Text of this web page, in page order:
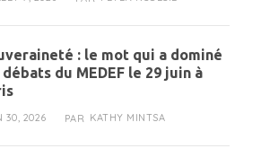
: le mot qui a dominé
du MEDEF le 29 juin à
30, 2026 PAR KATHY MINTSA